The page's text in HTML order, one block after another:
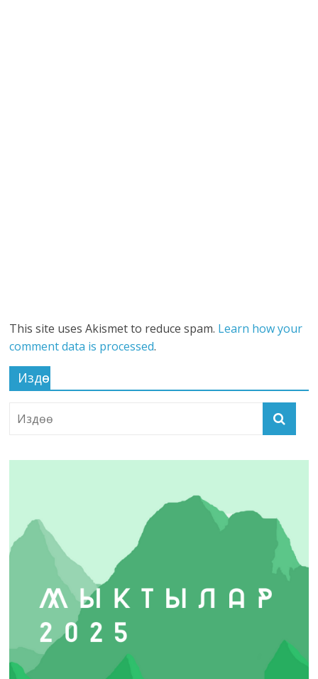
This site uses Akismet to reduce spam. Learn how your
comment data is processed.
Издөө